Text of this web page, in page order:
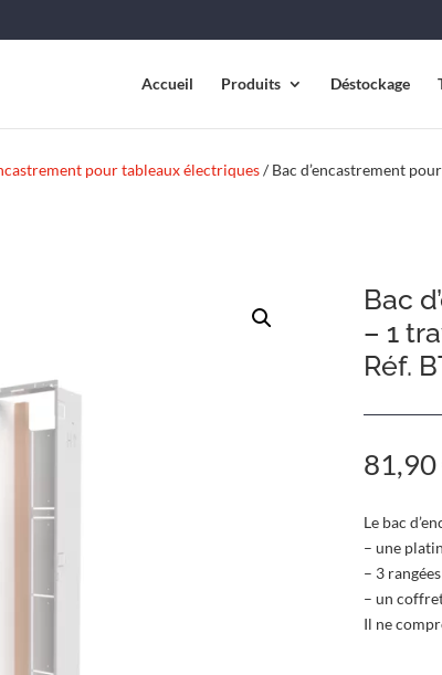
Accueil Produits Déstockage
pour tableaux électriques/ Bac d’encastrement
Bac
– 1
Réf.
81,90
Le bac
– une
– 3
– un
Il ne